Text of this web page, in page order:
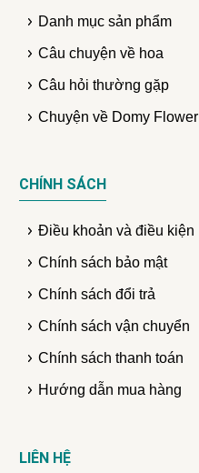
Danh mục sản phẩm
Câu chuyện về hoa
Câu hỏi thường gặp
Chuyện về Domy Flower
CHÍNH SÁCH
Điều khoản và điều kiện
Chính sách bảo mật
Chính sách đổi trả
Chính sách vận chuyển
Chính sách thanh toán
Hướng dẫn mua hàng
LIÊN HỆ